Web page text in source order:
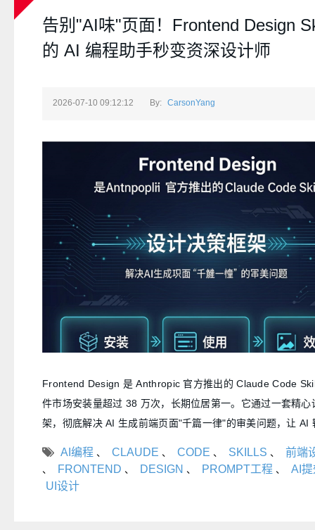
告别"AI味"页面！Frontend Design
的 AI 编程助手秒变资深设计师
2026-07-10 09:12:12 By: CarsonYang
Frontend Design 是 Anthropic 官方推出的 Claude Code
件市场安装量超过 38 万次，长期位居第一。它通过一套精心
架，彻底解决 AI 生成前端页面"千篇一律"的审美问题，让 AI
果。
AI编程 、 CLAUDE 、 CODE 、 SKILLS 、 前端
、 FRONTEND 、 DESIGN 、 PROMPT工程 、
AI提
UI设计